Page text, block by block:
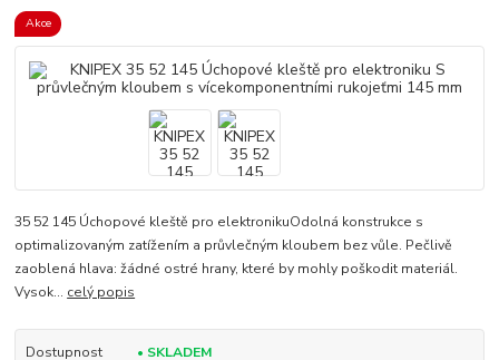
Akce
35 52 145 Úchopové kleště pro elektronikuOdolná konstrukce s
optimalizovaným zatížením a průvlečným kloubem bez vůle. Pečlivě
zaoblená hlava: žádné ostré hrany, které by mohly poškodit materiál.
Vysok... celý popis
Dostupnost • SKLADEM